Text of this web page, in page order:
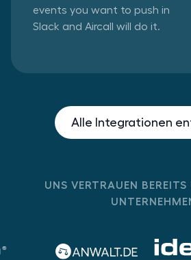
events you want to push in
Slack and Aircall will do it.
Alle Integrationen
UNS VERTRAUEN